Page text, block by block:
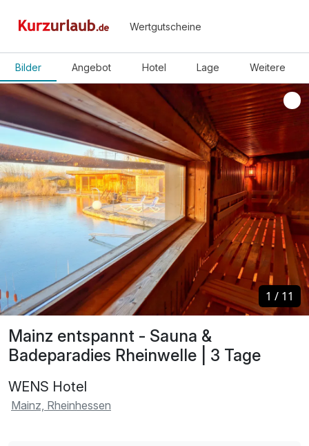
Wertgutscheine
Bilder Angebot Hotel Lage Weitere
Mainz entspannt - Sauna &
Badeparadies Rheinwelle | 3 Tage
WENS Hotel
Mainz, Rheinhessen
1 / 11
1 / 11